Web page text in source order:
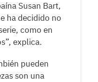
Susan Bart,
ha decidido no
como en
explica.
pueden
son una